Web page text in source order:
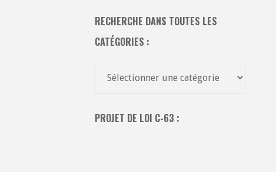
RECHERCHE DANS TOUTES LES
CATÉGORIES :
les
PROJET DE LOI C-63 :